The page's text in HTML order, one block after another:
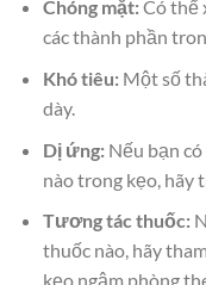
Chóng mặt:Có thể
các thành phần
Khó tiêu:Một số
dày.
Dị ứng:Nếu bạn
nào trong kẹo, hãy
Tương tác thuốc:
thuốc nào, hãy
kẹo ngậm phòng